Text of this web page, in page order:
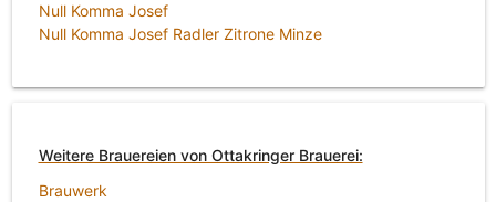
Null Komma Josef
Null Komma Josef Radler Zitrone Minze
Weitere Brauereien von Ottakringer Brauerei:
Brauwerk